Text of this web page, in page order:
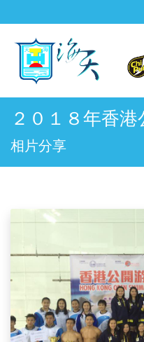
２０１８年香
相片分享